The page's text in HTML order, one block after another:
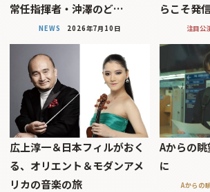
常任指揮者・沖澤のど…
NEWS 2026年7月10日
らこそ発
注目公
広上淳一＆日本フィルがおく
る、オリエント＆モダンアメ
リカの音楽の旅
Aからの
に
Aからの